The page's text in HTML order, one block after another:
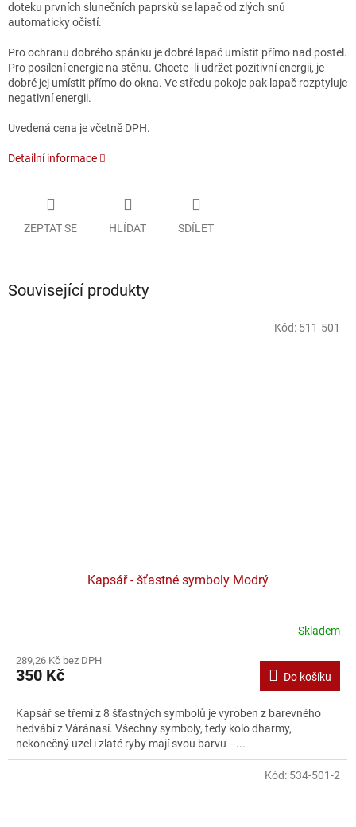
doteku prvních slunečních paprsků se lapač od zlých snů
automaticky očistí.
Pro ochranu dobrého spánku je dobré lapač umístit přímo nad postel.
Pro posílení energie na stěnu. Chcete -li udržet pozitivní energii, je
dobré jej umístit přímo do okna. Ve středu pokoje pak lapač rozptyluje
negativní energii.
Uvedená cena je včetně DPH.
Detailní informace
ZEPTAT SE HLÍDAT SDÍLET
Související produkty
Kapsář - šťastné symboly Modrý
produktu
je
z
5
hvězdiček.
Skladem
289,26 Kč bez DPH
350 Kč Do košíku
Kapsář se třemi z 8 šťastných symbolů je vyroben z barevného
hedvábí z Váránasí. Všechny symboly, tedy kolo dharmy,
nekonečný uzel i zlaté ryby mají svou barvu –...
Kód: 511-501
Kód: 534-501-2